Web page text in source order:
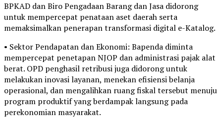
BPKAD dan Biro Pengadaan Barang dan Jasa didorong
untuk mempercepat penataan aset daerah serta
memaksimalkan penerapan transformasi digital e-Katalog.
• Sektor Pendapatan dan Ekonomi: Bapenda diminta
mempercepat penetapan NJOP dan administrasi pajak alat
berat. OPD penghasil retribusi juga didorong untuk
melakukan inovasi layanan, menekan efisiensi belanja
operasional, dan mengalihkan ruang fiskal tersebut menuju
program produktif yang berdampak langsung pada
perekonomian masyarakat.